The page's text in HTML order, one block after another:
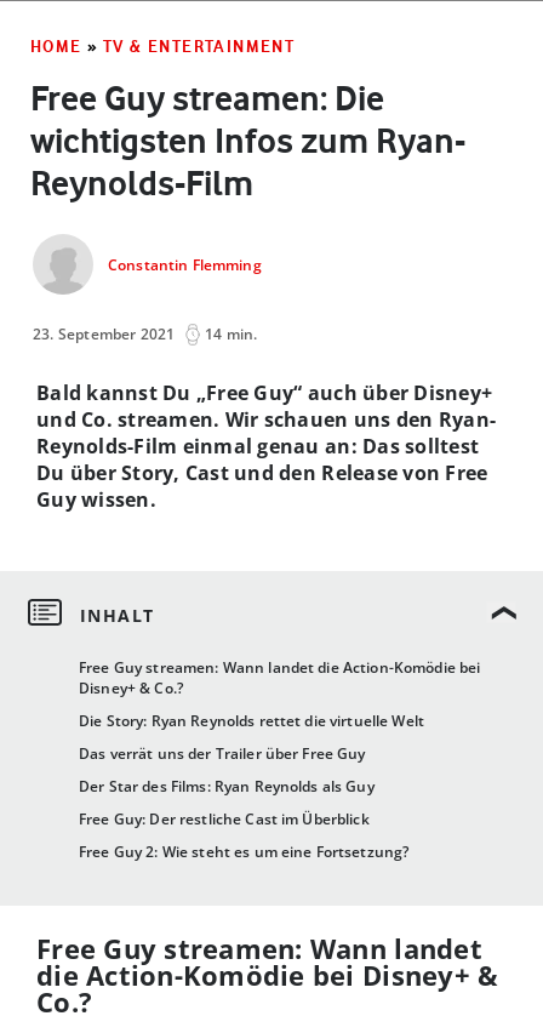
HOME » TV & ENTERTAINMENT
Free Guy streamen: Die
wichtigsten Infos zum Ryan-
Reynolds-Film
Constantin Flemming
23. September 2021 14 min.
Free Guy streamen: Wann landet die Action-Komödie bei
Disney+ & Co.?
Die Story: Ryan Reynolds rettet die virtuelle Welt
Das verrät uns der Trailer über Free Guy
Der Star des Films: Ryan Reynolds als Guy
Free Guy: Der restliche Cast im Überblick
Free Guy 2: Wie steht es um eine Fortsetzung?
Bald kannst Du „Free Guy“ auch über Disney+
und Co. streamen. Wir schauen uns den Ryan-
Reynolds-Film einmal genau an: Das solltest
Du über Story, Cast und den Release von Free
Guy wissen.
Free Guy streamen: Wann landet
die Action-Komödie bei Disney+ &
Co.?